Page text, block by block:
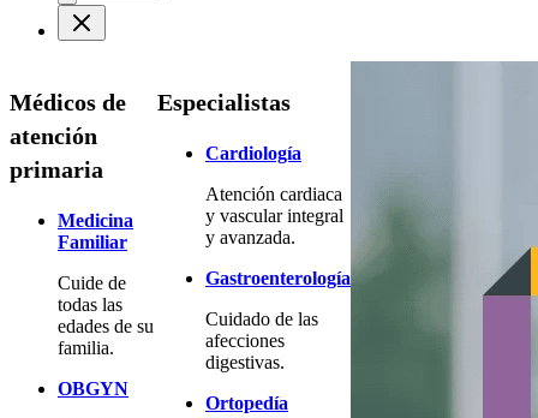
Médicos de
atención
primaria
Medicina
Familiar
Cuide de
todas las
edades de su
familia.
OBGYN
Especialistas
Cardiología
Atención cardiaca
y vascular integral
y avanzada.
Gastroenterología
Cuidado de las
afecciones
digestivas.
Ortopedía